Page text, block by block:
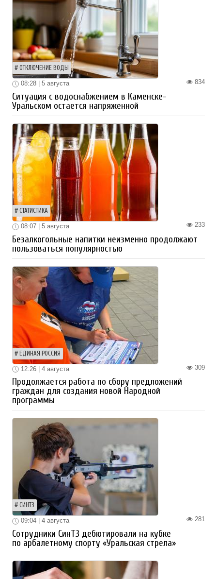
ОТКЛЮЧЕНИЕ ВОДЫ
834
08:28 | 5 августа
Ситуация с водоснабжением в Каменске-
Уральском остается напряженной
СТАТИСТИКА
233
08:07 | 5 августа
Безалкогольные напитки неизменно продолжают
пользоваться популярностью
ЕДИНАЯ РОССИЯ
309
12:26 | 4 августа
Продолжается работа по сбору предложений
граждан для создания новой Народной
программы
СИНТЗ
281
09:04 | 4 августа
Сотрудники СинТЗ дебютировали на кубке
по арбалетному спорту «Уральская стрела»